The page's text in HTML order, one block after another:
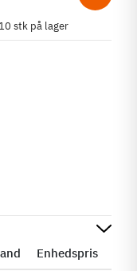
10 stk på lager
Enhedspris